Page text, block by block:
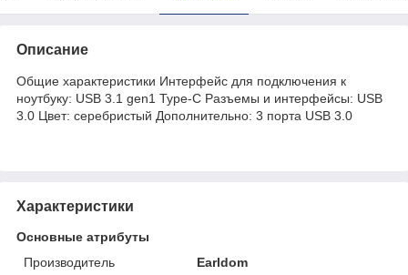
Описание
Общие характеристики Интерфейс для подключения к
ноутбуку: USB 3.1 gen1 Type-C Разъемы и интерфейсы: USB
3.0 Цвет: серебристый Дополнительно: 3 порта USB 3.0
Характеристики
Основные атрибуты
Производитель
Earldom